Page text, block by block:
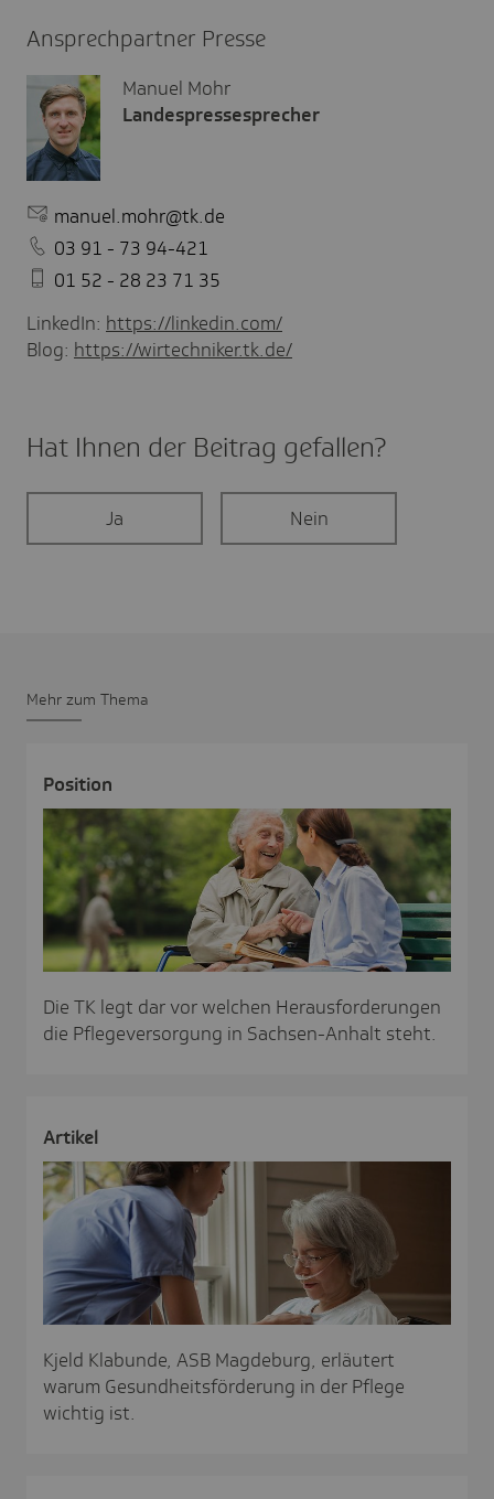
Ansprechpartner Presse
Manuel Mohr
Landespressesprecher
manuel.mohr@tk.de
03 91 - 73 94-421
01 52 - 28 23 71 35
LinkedIn: https://linkedin.com/
Blog: https://wirtechniker.tk.de/
Hat Ihnen der Beitrag gefal­len?
Ja Nein
Mehr zum Thema
Posi­tion
Die TK legt dar vor welchen Herausforderungen
die Pflegeversorgung in Sachsen-Anhalt steht.
Artikel
Kjeld Klabunde, ASB Magdeburg, erläutert
warum Gesundheitsförderung in der Pflege
wichtig ist.